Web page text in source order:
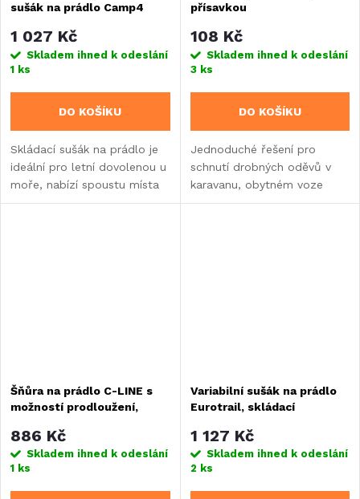
sušák na prádlo Camp4
1 027 Kč
Skladem ihned k odeslání
1 ks
DO KOŠÍKU
Skládací sušák na prádlo je
ideální pro letní dovolenou u
moře, nabízí spoustu místa
pro sušení osušek a dalšího
přísavkou
108 Kč
Skladem ihned k odeslání
3 ks
DO KOŠÍKU
Jednoduché řešení pro
schnutí drobných oděvů v
karavanu, obytném voze
nebo vestavbě.
Šňůra na prádlo C-LINE s
možností prodloužení,
pouzdra z nerezové oceli
886 Kč
Skladem ihned k odeslání
1 ks
Variabilní sušák na prádlo
Eurotrail, skládací
1 127 Kč
Skladem ihned k odeslání
2 ks